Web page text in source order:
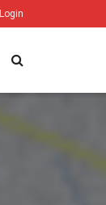
Login